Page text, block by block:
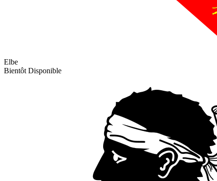
Elbe
Bientôt Disponible